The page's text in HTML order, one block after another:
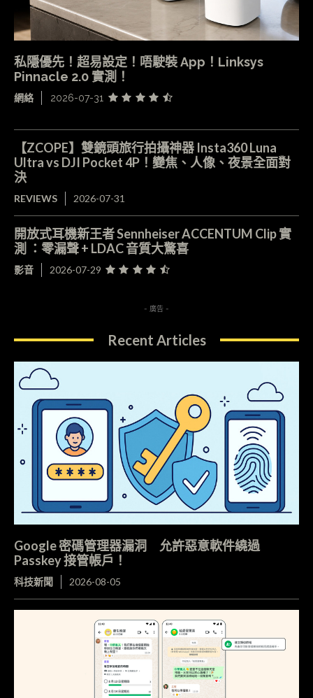
私隱優先！超易設定！唔駛裝 App！Linksys
Pinnacle 2.0 實測！
網絡 2026-07-31
【ZCOPE】雙鏡頭旅行拍攝神器 Insta360 Luna
Ultra vs DJI Pocket 4P！變焦、人像、夜景全面對
決
REVIEWS 2026-07-31
開放式耳機新王者 Sennheiser ACCENTUM Clip 實
測 ：零漏聲 + LDAC 音質大驚喜
影音 2026-07-29
- 廣告 -
Recent Articles
Google 密碼管理器漏洞 允許惡意軟件繞過
Passkey 接管帳戶！
科技新聞 2026-08-05